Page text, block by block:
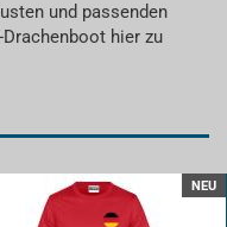
und passenden
hier zu
NEU